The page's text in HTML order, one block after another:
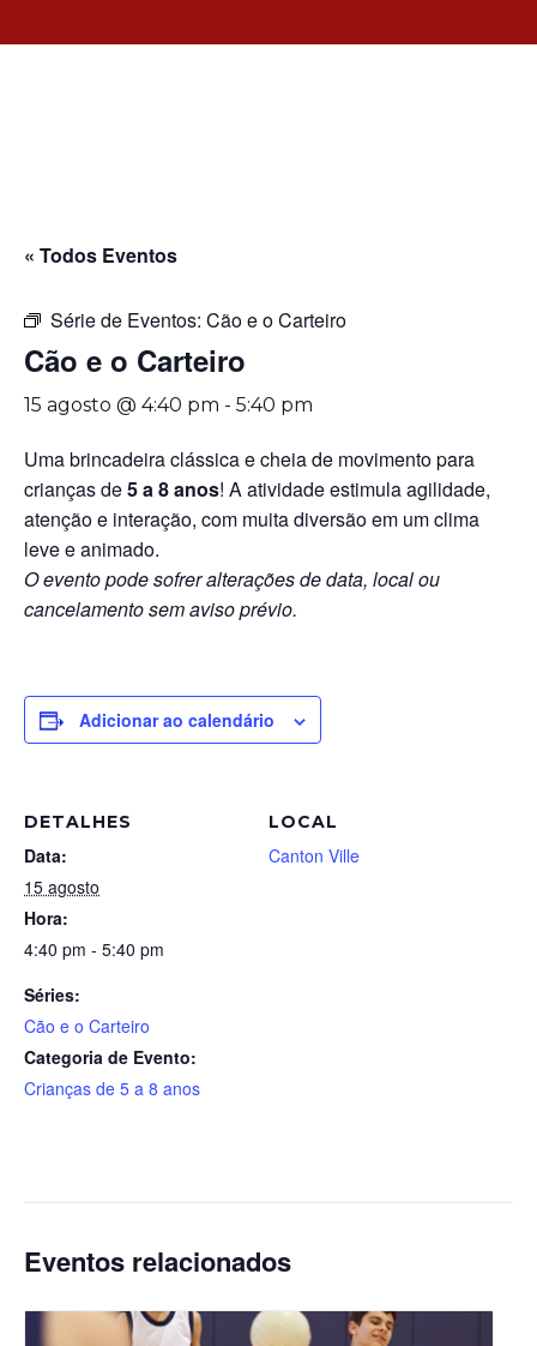
« Todos Eventos
Série de Eventos: Cão e o Carteiro
Cão e o Carteiro
15 agosto @ 4:40 pm - 5:40 pm
Uma brincadeira clássica e cheia de movimento para
crianças de5 a 8 anos! A atividade estimula agilidade,
atenção e interação, com muita diversão em um clima
leve e animado.
O evento pode sofrer alterações de data, local ou
cancelamento sem aviso prévio.
Adicionar ao calendário
DETALHES
Data:
15 agosto
Hora:
4:40 pm - 5:40 pm
Séries:
Cão e o Carteiro
Categoria de Evento:
Crianças de 5 a 8 anos
LOCAL
Canton Ville
Eventos relacionados